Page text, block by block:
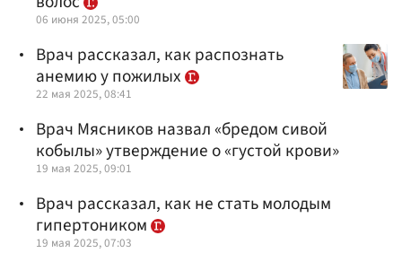
06 июня 2025, 05:00
Врач рассказал, как распознать
анемию у пожилых
22 мая 2025, 08:41
Врач Мясников назвал «бредом сивой
кобылы» утверждение о «густой крови»
19 мая 2025, 09:01
Врач рассказал, как не стать молодым
гипертоником
19 мая 2025, 07:03